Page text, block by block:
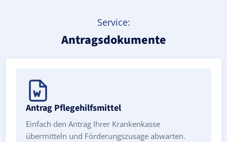
Service:
Antragsdokumente
Antrag Pflegehilfsmittel
Einfach den Antrag Ihrer Krankenkasse
übermitteln und Förderungszusage abwarten.